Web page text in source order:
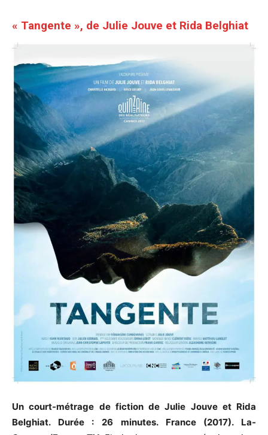
« Tangente », de Julie Jouve et Rida Belghiat
Un court-métrage de fiction de Julie Jouve et Rida
Belghiat. Durée : 26 minutes. France (2017). La-